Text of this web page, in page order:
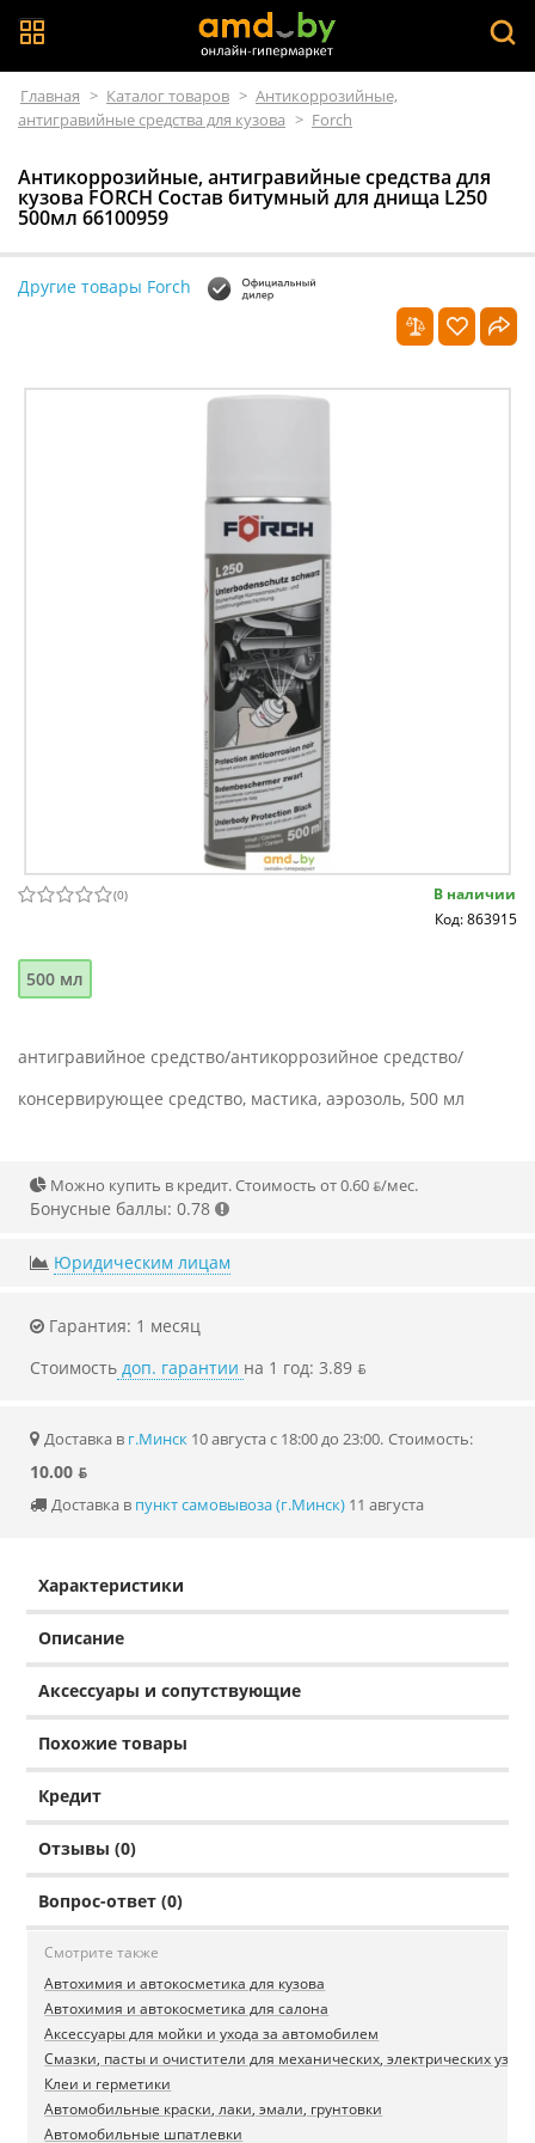
Главная > Каталог товаров > Антикоррозийные,
антигравийные средства для кузова > Forch
Антикоррозийные, антигравийные средства для
кузова FORCH Состав битумный для днища L250
500мл 66100959
Другие товары Forch
(0)
В наличии
Код: 863915
500 мл
антигравийное средство/антикоррозийное средство/
консервирующее средство, мастика, аэрозоль, 500 мл
Можно купить в кредит. Стоимость от 0.60 ƃ/мec.
Бонусные баллы: 0.78
Юридическим лицам
Гарантия: 1 месяц
Стоимость доп. гарантии на 1 год: 3.89 ƃ
Доставка в г.Минск 10 августа с 18:00 до 23:00. Стоимость:
10.00 ƃ
Доставка в пункт самовывоза (г.Минск) 11 августа
Характеристики
Описание
Аксессуары и сопутствующие
Похожие товары
Кредит
Отзывы (0)
Вопрос-ответ (0)
Смотрите также
Автохимия и автокосметика для кузова
Автохимия и автокосметика для салона
Аксессуары для мойки и ухода за автомобилем
Смазки, пасты и очистители для механических, электрических узлов
Клеи и герметики
Автомобильные краски, лаки, эмали, грунтовки
Автомобильные шпатлевки